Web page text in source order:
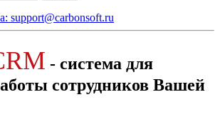
support@carbonsoft.ru
- cистема для
сотрудников Вашей